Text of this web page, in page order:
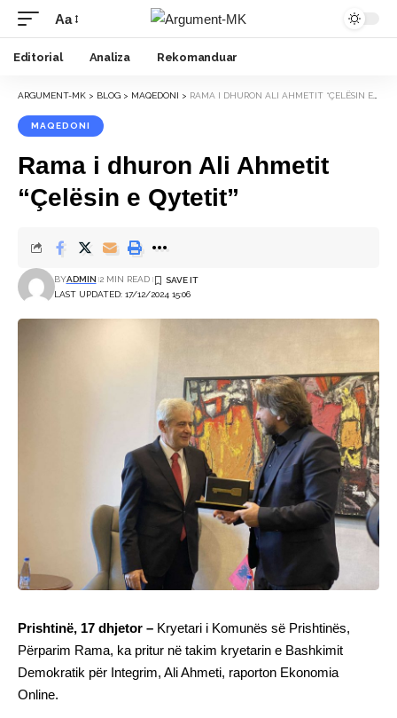
Font
Resizer
Aa
Editorial Analiza Rekomanduar
ARGUMENT-MK > BLOG > MAQEDONI > RAMA I DHURON ALI AHMETIT “ÇELËSIN E QYTETIT”
MAQEDONI
Rama i dhuron Ali Ahmetit
“Çelësin e Qytetit”
LAST UPDATED: 17/12/2024 15:06
BYADMIN 2 MIN READ
Prishtinë, 17 dhjetor – Kryetari i Komunës së Prishtinës,
Përparim Rama, ka pritur në takim kryetarin e Bashkimit
Demokratik për Integrim, Ali Ahmeti, raporton Ekonomia
Online.